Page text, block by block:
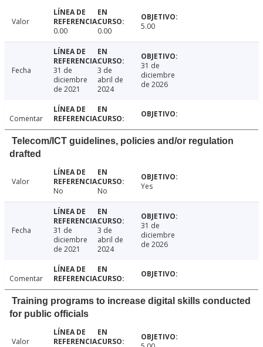
Valor
0.00
0.00 5.00
Fecha
31 de
diciembre
de 2021
3 de
abril de
2024
31 de
diciembre
de 2026
Comentar
Telecom/ICT guidelines, policies and/or regulation
drafted
Valor
No
No Yes
Fecha
31 de
diciembre
de 2021
3 de
abril de
2024
31 de
diciembre
de 2026
Comentar
Training programs to increase digital skills conducted
for public officials
Valor